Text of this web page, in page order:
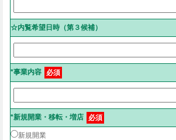
☆内覧希望日時（第３候補）
*事業内容 必須
*新規開業・移転・増店 必須
新規開業